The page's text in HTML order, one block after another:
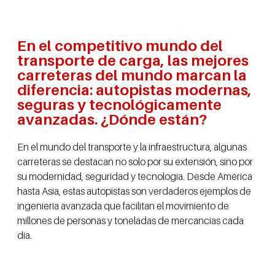
En el competitivo mundo del
transporte de carga, las mejores
carreteras del mundo marcan la
diferencia: autopistas modernas,
seguras y tecnológicamente
avanzadas. ¿Dónde están?
En el mundo del transporte y la infraestructura, algunas
carreteras se destacan no solo por su extensión, sino por
su modernidad, seguridad y tecnología. Desde América
hasta Asia, estas autopistas son verdaderos ejemplos de
ingeniería avanzada que facilitan el movimiento de
millones de personas y toneladas de mercancías cada
día.